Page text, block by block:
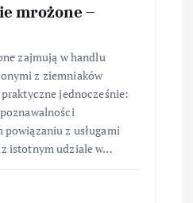
mrożone –
zajmują w handlu
z ziemniaków
jednocześnie:
z usługami
istotnym udziale w…